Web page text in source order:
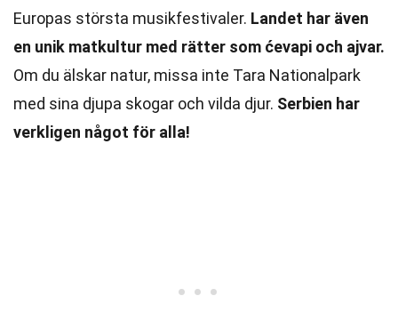
Europas största musikfestivaler. Landet har även
en unik matkultur med rätter som ćevapi och ajvar.
Om du älskar natur, missa inte Tara Nationalpark
med sina djupa skogar och vilda djur. Serbien har
verkligen något för alla!